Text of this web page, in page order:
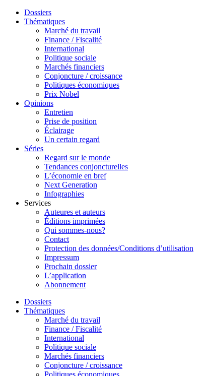
Dossiers
Thématiques
Marché du travail
Finance / Fiscalité
International
Politique sociale
Marchés financiers
Conjoncture / croissance
Politiques économiques
Prix Nobel
Opinions
Entretien
Prise de position
Éclairage
Un certain regard
Séries
Regard sur le monde
Tendances conjoncturelles
L’économie en bref
Next Generation
Infographies
Services
Auteures et auteurs
Éditions imprimées
Qui sommes-nous?
Contact
Protection des données/Conditions d’utilisation
Impressum
Prochain dossier
L’application
Abonnement
Dossiers
Thématiques
Marché du travail
Finance / Fiscalité
International
Politique sociale
Marchés financiers
Conjoncture / croissance
Politiques économiques